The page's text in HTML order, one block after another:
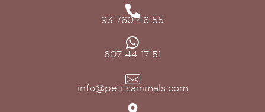
93 760 46 55
607 44 17 51
info@petitsanimals.com